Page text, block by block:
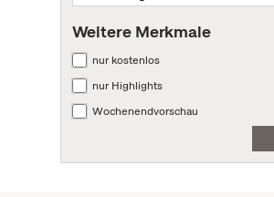
Weitere Merkmale
nur kostenlos
nur Highlights
Wochenendvorschau